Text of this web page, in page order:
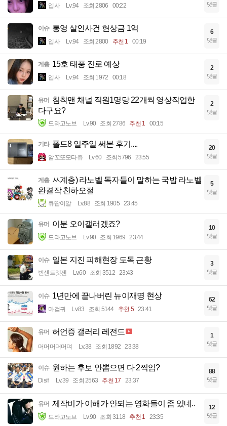
입사 Lv.94 조회 2806 00:22 댓글
이슈 통영 살인사건 현상금 1억
입사 Lv.94 조회 2800 추천 1 00:19
6
댓글
계층 15호 태풍 진로 예상
입사 Lv.94 조회 1972 00:18
2
댓글
유머 침착맨 채널 직원1명당 22개씩 영상작업한
다구요?
드라고노브 Lv.90 조회 2786 추천 1 00:15
2
댓글
기타 폴드8 일주일 써본 후기....
암꼬또모타쥬 Lv.60 조회 5796 23:55
20
댓글
계층 ㅆ계층) 라노벨 독자들이 말하는 국밥 라노벨
완결작 천하오절
큐땁이알 Lv.88 조회 1905 23:45
5
댓글
유머 이분 오이갤러겠죠?
드라고노브 Lv.90 조회 1969 23:44
10
댓글
이슈 일본 지진 피해현장 도독 근황
빈센트멧젠 Lv.60 조회 3512 23:43
3
댓글
이슈 1년만에 끝나버린 뉴이재명 현상
마검귀 Lv.83 조회 5144 추천 5 23:41
62
댓글
유머 허언증 갤러리 레전드
머머머머머며 Lv.38 조회 1892 23:38
1
댓글
이슈 원하는 후보 안뽑으면 다 2찍임?
Disifi Lv.39 조회 2563 추천 17 23:37
88
댓글
유머 제작비가 이해가 안되는 영화들이 좀 있네..
드라고노브 Lv.90 조회 3118 추천 1 23:35
12
댓글